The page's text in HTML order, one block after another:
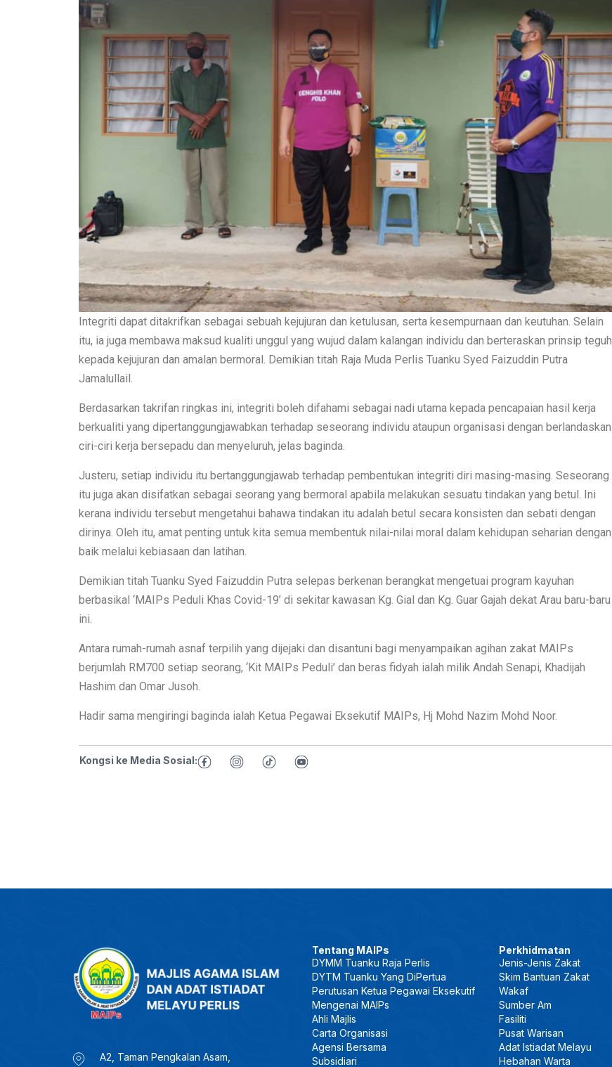
Integriti dapat ditakrifkan sebagai sebuah kejujuran dan ketulusan, serta kesempurnaan dan keutuhan. Selain
itu, ia juga membawa maksud kualiti unggul yang wujud dalam kalangan individu dan berteraskan prinsip teguh
kepada kejujuran dan amalan bermoral. Demikian titah Raja Muda Perlis Tuanku Syed Faizuddin Putra
Jamalullail.
Berdasarkan takrifan ringkas ini, integriti boleh difahami sebagai nadi utama kepada pencapaian hasil kerja
berkualiti yang dipertanggungjawabkan terhadap seseorang individu ataupun organisasi dengan berlandaskan
ciri-ciri kerja bersepadu dan menyeluruh, jelas baginda.
Justeru, setiap individu itu bertanggungjawab terhadap pembentukan integriti diri masing-masing. Seseorang
itu juga akan disifatkan sebagai seorang yang bermoral apabila melakukan sesuatu tindakan yang betul. Ini
kerana individu tersebut mengetahui bahawa tindakan itu adalah betul secara konsisten dan sebati dengan
dirinya. Oleh itu, amat penting untuk kita semua membentuk nilai-nilai moral dalam kehidupan seharian dengan
baik melalui kebiasaan dan latihan.
Demikian titah Tuanku Syed Faizuddin Putra selepas berkenan berangkat mengetuai program kayuhan
berbasikal ‘MAIPs Peduli Khas Covid-19’ di sekitar kawasan Kg. Gial dan Kg. Guar Gajah dekat Arau baru-baru
ini.
Antara rumah-rumah asnaf terpilih yang dijejaki dan disantuni bagi menyampaikan agihan zakat MAIPs
berjumlah RM700 setiap seorang, ‘Kit MAIPs Peduli’ dan beras fidyah ialah milik Andah Senapi, Khadijah
Hashim dan Omar Jusoh.
Hadir sama mengiringi baginda ialah Ketua Pegawai Eksekutif MAIPs, Hj Mohd Nazim Mohd Noor.
Kongsi ke Media Sosial:
A2, Taman Pengkalan Asam,
Tentang MAIPs
DYMM Tuanku Raja Perlis
DYTM Tuanku Yang DiPertua
Perutusan Ketua Pegawai Eksekutif
Mengenai MAIPs
Ahli Majlis
Carta Organisasi
Agensi Bersama
Subsidiari
Perkhidmatan
Jenis-Jenis Zakat
Skim Bantuan Zakat
Wakaf
Sumber Am
Fasiliti
Pusat Warisan
Adat Istiadat Melayu
Hebahan Warta